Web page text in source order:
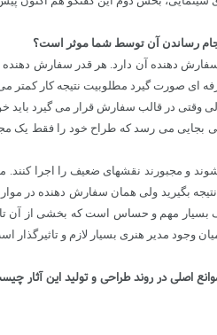
رساندن آن توسط شما موثر است؟
دهنده آن دارد. هر قدر سفارش
ای صورت گیرد مطلوبیت نتیجه کار کمتر
وقتی در قالب سفارش قرار می گیرد
بجایی می رسد که طراح خود را فقط یک
می شوند و مجبورند نقشهای ضعیف را
نتیجه بگیرید ولی همان سفارش دهنده
بسیار مهم و حساس است که بخشی از آن
وجود مدیر هنری بسیار لازم و تاثیرگذار
اصلی در روند طراحی و تولید این آثار